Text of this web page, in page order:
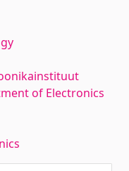
of Electronics